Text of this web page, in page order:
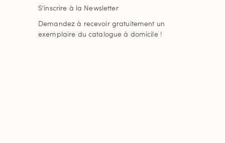
S'inscrire à la Newsletter
Demandez à recevoir gratuitement un
exemplaire du catalogue à domicile !